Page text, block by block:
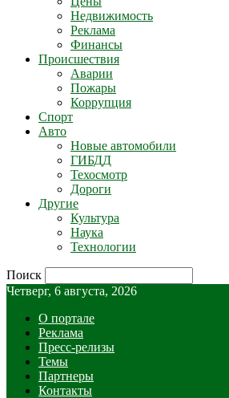
Недвижимость
Реклама
Финансы
Происшествия
Аварии
Пожары
Коррупция
Спорт
Авто
Новые автомобили
ГИБДД
Техосмотр
Дороги
Другие
Культура
Наука
Технологии
Поиск
Четверг, 6 августа, 2026
О портале
Реклама
Пресс-релизы
Темы
Партнеры
Контакты